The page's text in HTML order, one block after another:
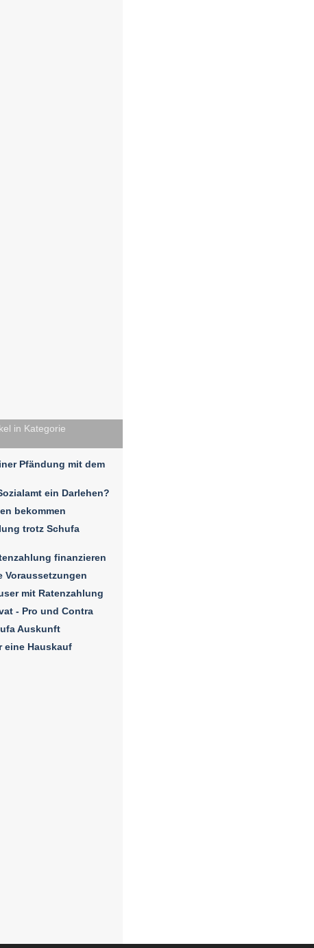
in Kategorie
Pfändung mit dem
ein Darlehen?
bekommen
trotz Schufa
finanzieren
Voraussetzungen
mit Ratenzahlung
- Pro und Contra
Auskunft
eine Hauskauf